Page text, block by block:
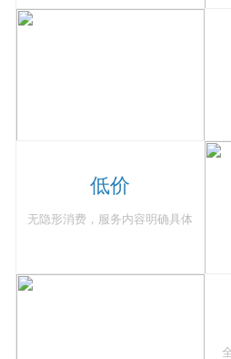
低价
无隐形消费，服务内容明确具体